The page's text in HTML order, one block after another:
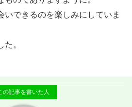
いできるのを楽しみにしていま
。